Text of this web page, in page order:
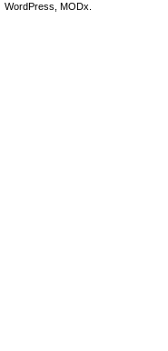
WordPress, MODx.